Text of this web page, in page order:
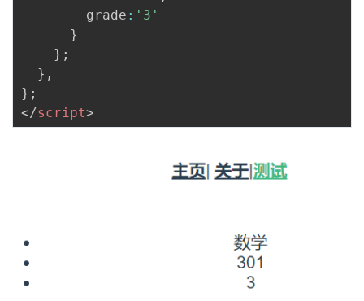
        grade
: '3'
}
} ;
} ,
} ;
</script>